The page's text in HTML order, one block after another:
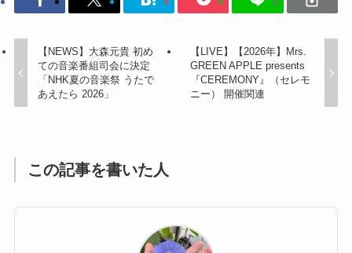
【NEWS】大森元貴 初め
ての音楽番組司会に決定
「NHK夏の音楽祭 うたで
あえたら 2026」
【LIVE】【2026年】Mrs.
GREEN APPLE presents
『CEREMONY』（セレモ
ニー） 開催関連
この記事を書いた人